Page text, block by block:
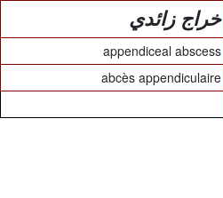
خراج زائدي
appendiceal abscess
abcès appendiculaire